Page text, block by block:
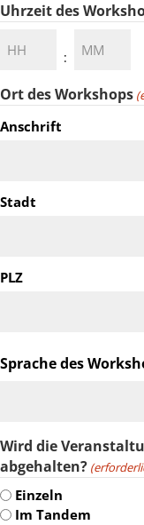
Uhrzeit des
Stunden
:
Minuten
Ort des Workshops
Anschrift
Stadt
PLZ
Sprache des
Wird die
abgehalten?
Einzeln
Im Tandem